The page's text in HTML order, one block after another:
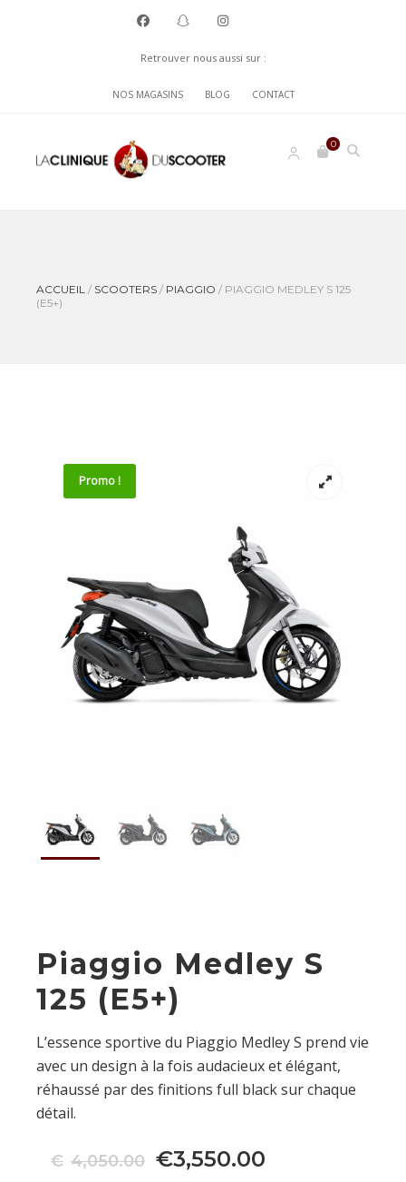
Retrouver nous aussi sur :
NOS MAGASINS BLOG CONTACT
0
ACCUEIL / SCOOTERS / PIAGGIO / PIAGGIO MEDLEY S 125
(E5+)
Promo !
Piaggio Medley S
125 (E5+)
L’essence sportive du Piaggio Medley S prend vie
avec un design à la fois audacieux et élégant,
réhaussé par des finitions full black sur chaque
détail.
€ 4,050.00
Le
€3,550.00